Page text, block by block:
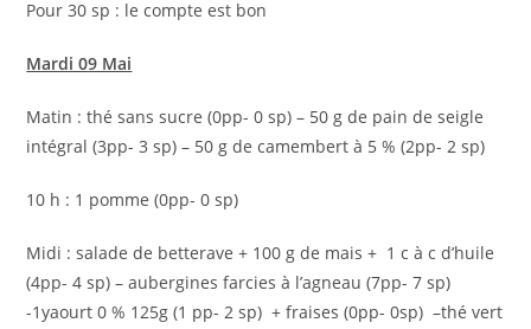
Pour 30 sp : le compte est bon
Mardi 09 Mai
Matin : thé sans sucre (0pp- 0 sp) – 50 g de pain de seigle
intégral (3pp- 3 sp) – 50 g de camembert à 5 % (2pp- 2 sp)
10 h : 1 pomme (0pp- 0 sp)
Midi : salade de betterave + 100 g de mais + 1 c à c d’huile
(4pp- 4 sp) – aubergines farcies à l’agneau (7pp- 7 sp)
-1yaourt 0 % 125g (1 pp- 2 sp) + fraises (0pp- 0sp) –thé vert